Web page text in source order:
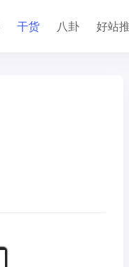
干货 八卦 好站